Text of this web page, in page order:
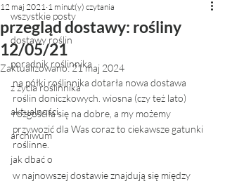
wszystkie posty
dostawy roślin
poradnik roślinnika
z życia roślinnika
aktualności
archiwum
jak dbać o
przegląd dostawy: rośliny
12/05/21
12 maj 2021 1 minut(y) czytania
Zaktualizowano:21 maj 2024
na półki roślinnika dotarła nowa dostawa
roślin doniczkowych. wiosna (czy też lato)
rozgościła się na dobre, a my możemy
przywozić dla Was coraz to ciekawsze gatunki
roślinne.
w najnowszej dostawie znajdują się między